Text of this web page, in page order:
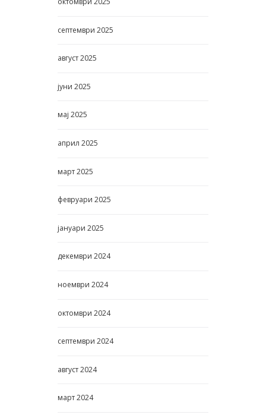
септември 2025
август2025
јуни 2025
мај 2025
април 2025
март2025
февруари 2025
јануари 2025
декември 2024
ноември 2024
октомври 2024
септември 2024
август2024
март2024